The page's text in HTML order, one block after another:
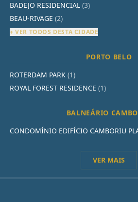
BADEJO RESIDENCIAL (3)
BEAU-RIVAGE (2)
+ VER TODOS DESTA CIDADE
PORTO BELO
ROTERDAM PARK (1)
ROYAL FOREST RESIDENCE (1)
BALNEÁRIO
CONDOMÍNIO EDIFÍCIO CAMBORIU
VER MAIS